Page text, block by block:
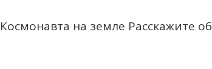
на земле Расскажите об